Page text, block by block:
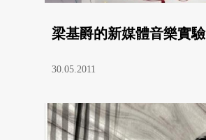
梁基爵的新媒體音樂實驗
30.05.2011